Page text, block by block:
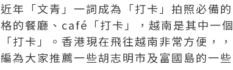
近年「文青」一詞成為「打卡」拍照必備
格的餐廳、café「打卡」，越南是其中一
「打卡」。香港現在飛往越南非常方便，
編為大家推薦一些胡志明市及富國島的一